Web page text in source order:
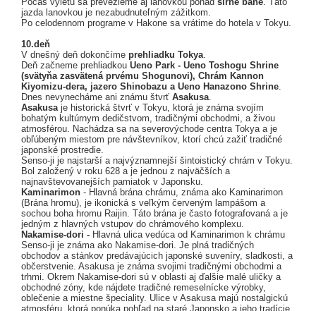
jazda lanovkou je nezabudnuteľným zážitkom.
Po celodennom programe v Hakone sa vrátime do hotela v Tokyu.
10.deň
V dnešný deň dokončíme prehliadku Tokya.
Deň začneme prehliadkou Ueno Park - Ueno Toshogu Shrine
(svätyňa zasvätená prvému Shogunovi), Chrám Kannon
Kiyomizu-dera, jazero Shinobazu a Ueno Hanazono Shrine.
Dnes nevynecháme ani známu štvrť Asakusa.
Asakusa je historická štvrť v Tokyu, ktorá je známa svojím
bohatým kultúrnym dedičstvom, tradičnými obchodmi, a živou
atmosférou. Nachádza sa na severovýchode centra Tokya a je
obľúbeným miestom pre návštevníkov, ktorí chcú zažiť tradičné
japonské prostredie.
Senso-ji je najstarší a najvýznamnejší šintoistický chrám v Tokyu.
Bol založený v roku 628 a je jednou z najväčších a
najnavštevovanejších pamiatok v Japonsku.
Kaminarimon - Hlavná brána chrámu, známa ako Kaminarimon
(Brána hromu), je ikonická s veľkým červeným lampášom a
sochou boha hromu Raijin. Táto brána je často fotografovaná a je
jedným z hlavných vstupov do chrámového komplexu.
Nakamise-dori - Hlavná ulica vedúca od Kaminarimon k chrámu
Senso-ji je známa ako Nakamise-dori. Je plná tradičných
obchodov a stánkov predávajúcich japonské suveníry, sladkosti, a
občerstvenie. Asakusa je známa svojimi tradičnými obchodmi a
trhmi. Okrem Nakamise-dori sú v oblasti aj ďalšie malé uličky a
obchodné zóny, kde nájdete tradičné remeselnícke výrobky,
oblečenie a miestne špeciality. Ulice v Asakusa majú nostalgickú
atmosféru, ktorá ponúka pohľad na staré Japonsko a jeho tradície.